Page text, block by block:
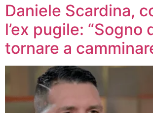
Daniele Scardina,
l’ex pugile: “Sogno
tornare a